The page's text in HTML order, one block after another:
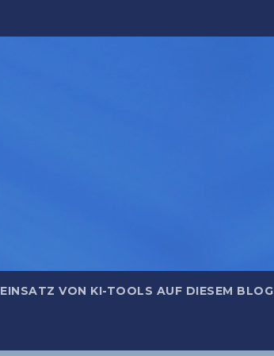
EINSATZ VON KI-TOOLS AUF DIESEM BLOG